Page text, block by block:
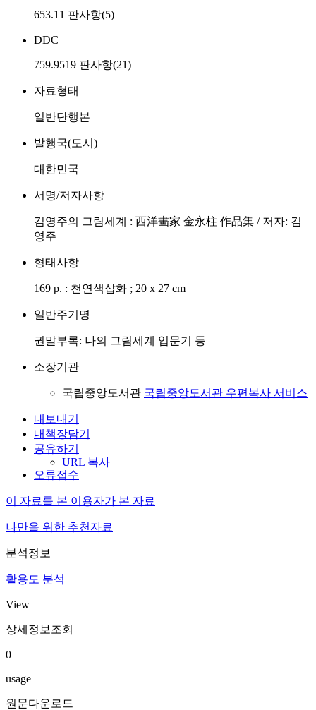
653.11 판사항(5)
DDC
759.9519 판사항(21)
자료형태
일반단행본
발행국(도시)
대한민국
서명/저자사항
김영주의 그림세계 : 西洋畵家 金永柱 作品集 / 저자: 김
영주
형태사항
169 p. : 천연색삽화 ; 20 x 27 cm
일반주기명
권말부록: 나의 그림세계 입문기 등
소장기관
국립중앙도서관 국립중앙도서관 우편복사 서비스
내보내기
내책장담기
공유하기
URL 복사
오류접수
이 자료를 본 이용자가 본 자료
나만을 위한 추천자료
분석정보
활용도 분석
View
상세정보조회
0
usage
원문다운로드